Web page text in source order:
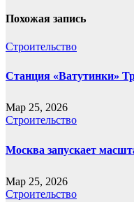
Похожая запись
Строительство
Станция «Ватутинки»
Мар 25, 2026
Строительство
Москва запускает
Мар 25, 2026
Строительство